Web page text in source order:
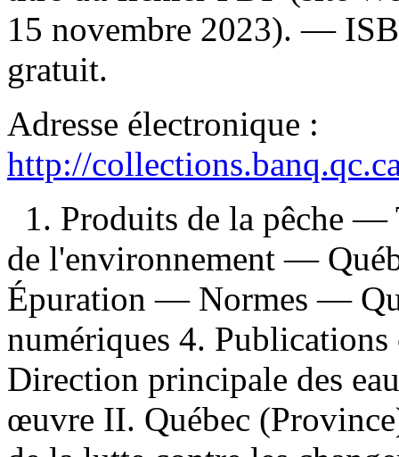
15 novembre 2023). —
gratuit.
Adresse électronique :
http://
1. Produits de la pêche
de l'environnement —
Épuration — Normes —
numériques 4.
Direction principale des
œuvre II. Québec